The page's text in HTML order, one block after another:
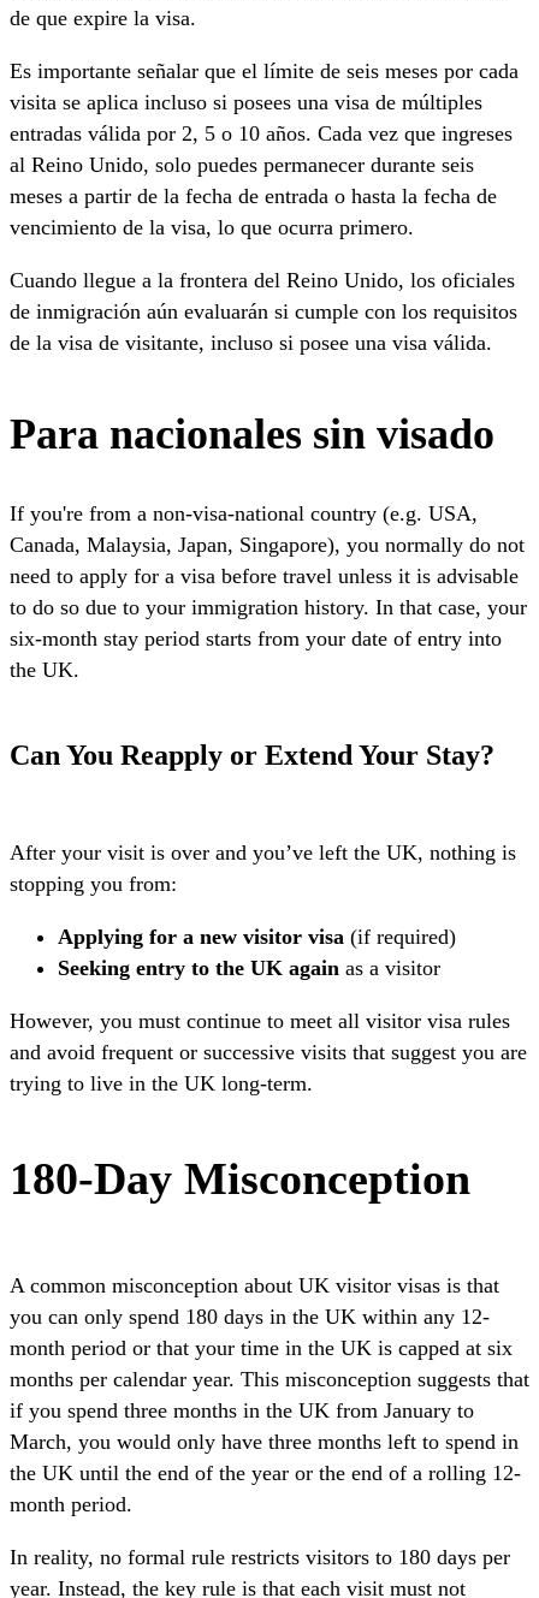
de que expire la visa.
Es importante señalar que el límite de seis meses por cada
visita se aplica incluso si posees una visa de múltiples
entradas válida por 2, 5 o 10 años. Cada vez que ingreses
al Reino Unido, solo puedes permanecer durante seis
meses a partir de la fecha de entrada o hasta la fecha de
vencimiento de la visa, lo que ocurra primero.
Cuando llegue a la frontera del Reino Unido, los oficiales
de inmigración aún evaluarán si cumple con los requisitos
de la visa de visitante, incluso si posee una visa válida.
Para nacionales sin visado
If you're from a non-visa-national country (e.g. USA,
Canada, Malaysia, Japan, Singapore), you normally do not
need to apply for a visa before travel unless it is advisable
to do so due to your immigration history. In that case, your
six-month stay period starts from your date of entry into
the UK.
Can You Reapply or Extend Your Stay?
After your visit is over and you’ve left the UK, nothing is
stopping you from:
Applying for a new visitor visa (if required)
Seeking entry to the UK again as a visitor
However, you must continue to meet all visitor visa rules
and avoid frequent or successive visits that suggest you are
trying to live in the UK long-term.
180-Day Misconception
A common misconception about UK visitor visas is that
you can only spend 180 days in the UK within any 12-
month period or that your time in the UK is capped at six
months per calendar year. This misconception suggests that
if you spend three months in the UK from January to
March, you would only have three months left to spend in
the UK until the end of the year or the end of a rolling 12-
month period.
In reality, no formal rule restricts visitors to 180 days per
year. Instead, the key rule is that each visit must not